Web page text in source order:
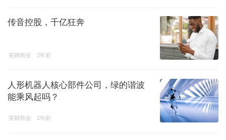
传音控股，千亿狂奔
英财商业 2年前
人形机器人核心部件公司，绿的谐波
能乘风起吗？
英财商业 2年前